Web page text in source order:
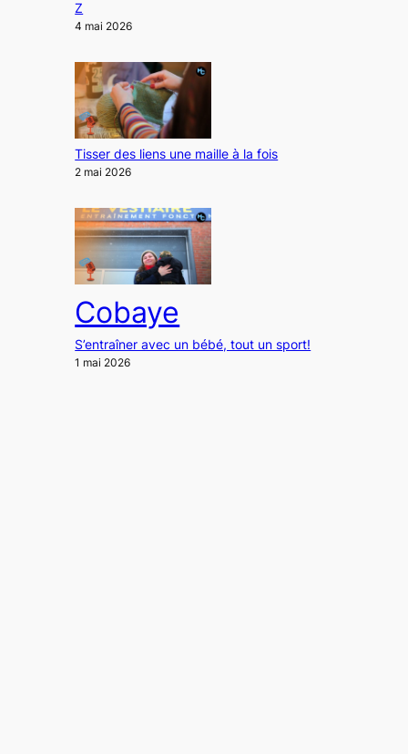
Z
4 mai 2026
Tisser des liens une maille à la fois
2 mai 2026
Cobaye
S’entraîner avec un bébé, tout un sport!
1 mai 2026